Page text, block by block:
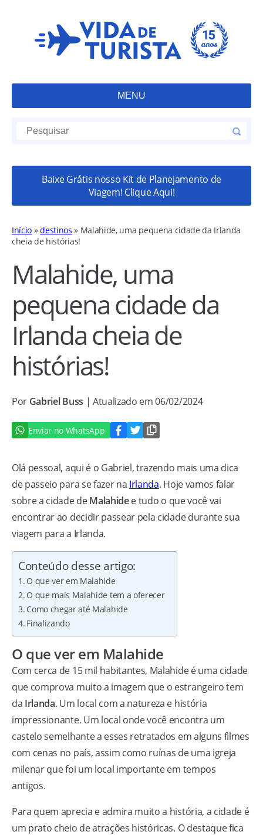
MENU
Baixe Grátis nosso Kit de Planejamento de
Viagem! Clique Aqui!
Início »destinos » Malahide, uma pequena cidade da Irlanda
cheia de histórias!
Malahide, uma
pequena cidade da
Irlanda cheia de
histórias!
Por Gabriel Buss | Atualizado em 06/02/2024
Enviar no WhatsApp
Olá pessoal, aqui é o Gabriel, trazendo mais uma dica
de passeio para se fazer na Irlanda. Hoje vamos falar
sobre a cidade deMalahidee tudo o que você vai
encontrar ao decidir passear pela cidade durante sua
viagem para a Irlanda.
Conteúdo desse artigo:
O que ver em Malahide
O que mais Malahide tem a oferecer
Como chegar até Malahide
Finalizando
O que ver em Malahide
Com cerca de 15 mil habitantes, Malahide é uma cidade
que comprova muito a imagem que o estrangeiro tem
da Irlanda. Um local com a natureza e história
impressionante. Um local onde você encontra um
castelo semelhante a esses retratados em alguns filmes
com cenas no país, assim como ruínas de uma igreja
milenar que foi um local importante em tempos
antigos.
Para quem aprecia e admira muito a história, a cidade é
um prato cheio de atrações históricas. O destaque fica